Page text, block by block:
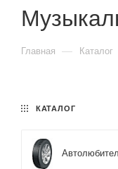
Главная — Каталог
КАТАЛОГ